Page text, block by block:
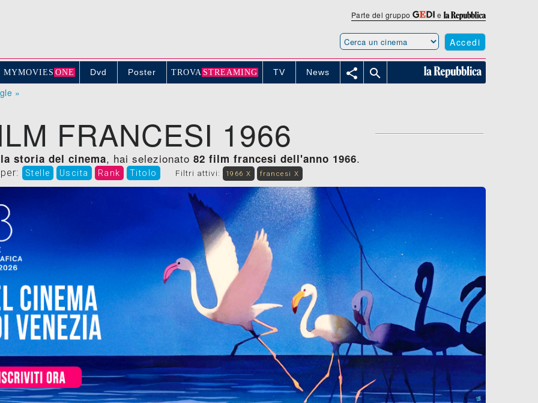
Parte del gruppo e
Accedi
MYMOVIE S ONE Dvd Poster TROVA STREAMING TV News  
»
FRANCESI 1966
storia del cinema, hai selezionato 82 film francesi dell'anno 1966.
Stelle Uscita Rank Titolo Filtri attivi: 1966 X francesi X